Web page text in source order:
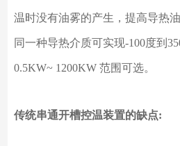
温时没有油雾的产生，提高导热
同一种导热介质可实现-100度到
0.5KW~ 1200KW 范围可选。
传统串通开槽控温装置的缺点: